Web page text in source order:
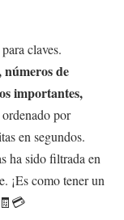
claves.
de
importantes,
por
en segundos.
ha sido filtrada en
¡Es como tener un